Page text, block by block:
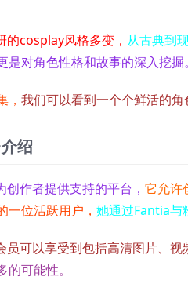
的cosplay风格多变， 从古典到
是对角色性格和故事的深入挖掘。
， 我们可以看到一个个鲜活的角
绍
作者提供支持的平台， 它允许
一位活跃用户， 她通过Fantia与
员可以享受到包括高清图片、视
可能性。